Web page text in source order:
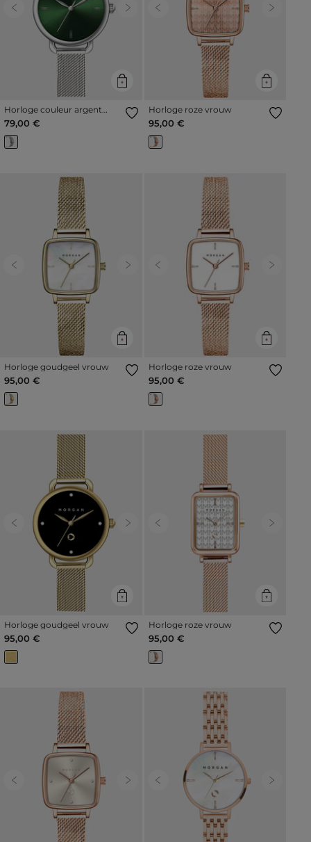
Previous Next
Horloge couleur argent
vrouw
79,00 €
Previous Next
Horloge roze vrouw
95,00 €
Previous Next
Horloge goudgeel vrouw
95,00 €
Previous Next
Horloge roze vrouw
95,00 €
Previous Next
Horloge goudgeel vrouw
95,00 €
Previous Next
Horloge roze vrouw
95,00 €
Previous Next Previous Next